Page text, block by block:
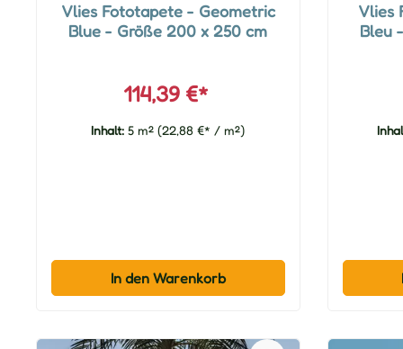
Vlies Fototapete - Geometric
Blue - Größe 200 x 250 cm
114,39 €*
Inhalt:5 m²(22,88 €* / m²)
In den Warenkorb
Vlies
Bleu